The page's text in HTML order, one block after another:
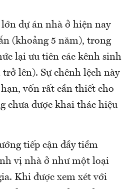
dự án nhà ở hiện nay
(khoảng 5 năm), trong
lại ưu tiên các kênh sinh
lên). Sự chênh lệch này
vốn rất cần thiết cho
chưa được khai thác hiệu
tiếp cận đầy tiềm
vị nhà ở như một loại
Khi được xem xét với